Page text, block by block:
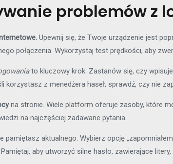
problemów z
Upewnij się, że Twoje urządzenie jest
połączenia. Wykorzystaj test prędkości, aby
to kluczowy krok. Zastanów się, czy
korzystasz z menedżera haseł, sprawdź, czy nie
na stronie. Wiele platform oferuje zasoby, które
na najczęściej zadawane pytania.
pamiętasz aktualnego. Wybierz opcję
aby utworzyć silne hasło, zawierające